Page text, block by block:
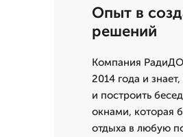
Опыт в
решений
Компания
2014 года и
и построить
окнами, которая
отдыха в любую